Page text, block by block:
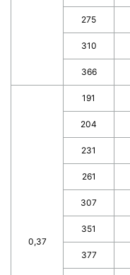
275
310
366
0,37
191
204
231
261
307
351
377